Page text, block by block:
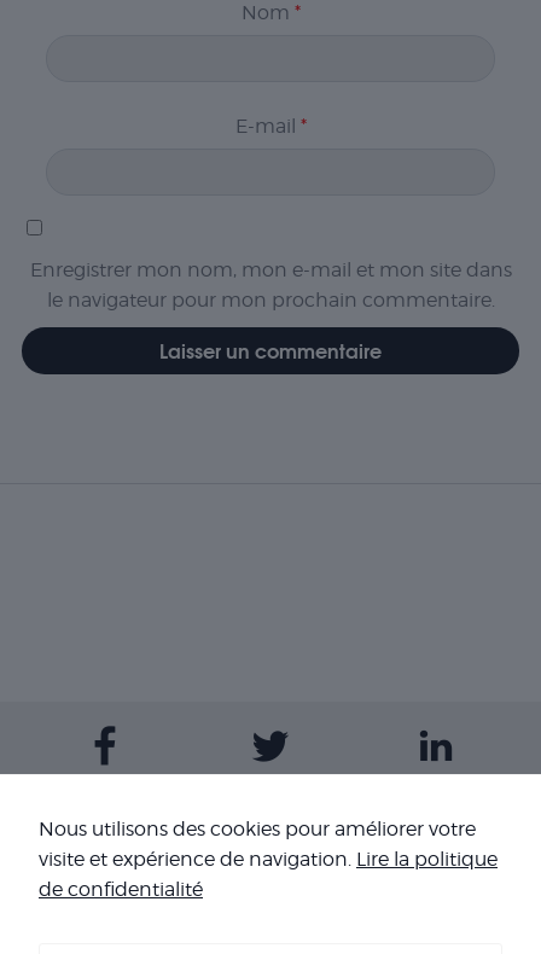
Nom *
E-mail *
Enregistrer mon nom, mon e-mail et mon site dans
le navigateur pour mon prochain commentaire.
Contactez-nous
Nous utilisons des cookies pour améliorer votre
visite et expérience de navigation. Lire la politique
de confidentialité